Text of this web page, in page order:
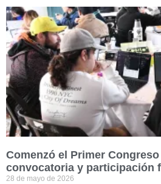
Comenzó el Primer
convocatoria y participación
28 de mayo de 2026